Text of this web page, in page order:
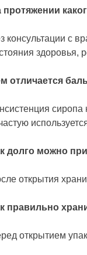
протяжении
консультации с
здоровья,
отличается
долго можно
открытия
правильно
открытием